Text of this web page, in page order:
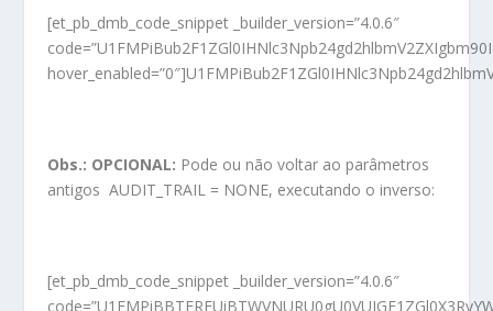
[et_pb_dmb_code_snippet _builder_version=”4.0.6″
Obs.: OPCIONAL: Pode ou não voltar ao parâmetros
antigos AUDIT_TRAIL = NONE, executando o inverso:
[et_pb_dmb_code_snippet _builder_version=”4.0.6″